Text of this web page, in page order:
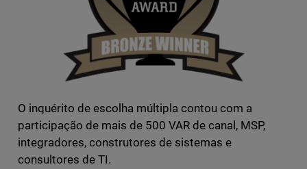
O inquérito de escolha múltipla contou com a
participação de mais de 500 VAR de canal, MSP,
integradores, construtores de sistemas e
consultores de TI.